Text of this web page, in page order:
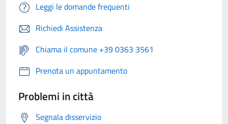
Leggi le domande frequenti
Richiedi Assistenza
Chiama il comune +39 0363 3561
Prenota un appuntamento
Problemi in città
Segnala disservizio